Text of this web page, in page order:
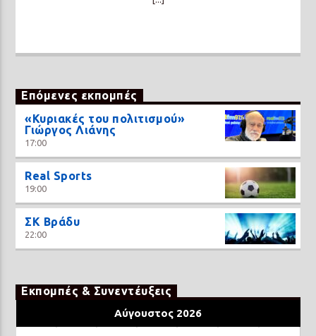
Επόμενες εκπομπές
«Κυριακές του πολιτισμού»
Γιώργος Λιάνης
17:00
Real Sports
19:00
ΣΚ Βράδυ
22:00
Εκπομπές & Συνεντέυξεις
Αύγουστος 2026